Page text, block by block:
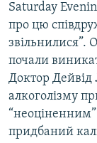
Saturday
про цю
звільнилися”.
почали
Доктор Дейвід
алкоголізму
придбаний